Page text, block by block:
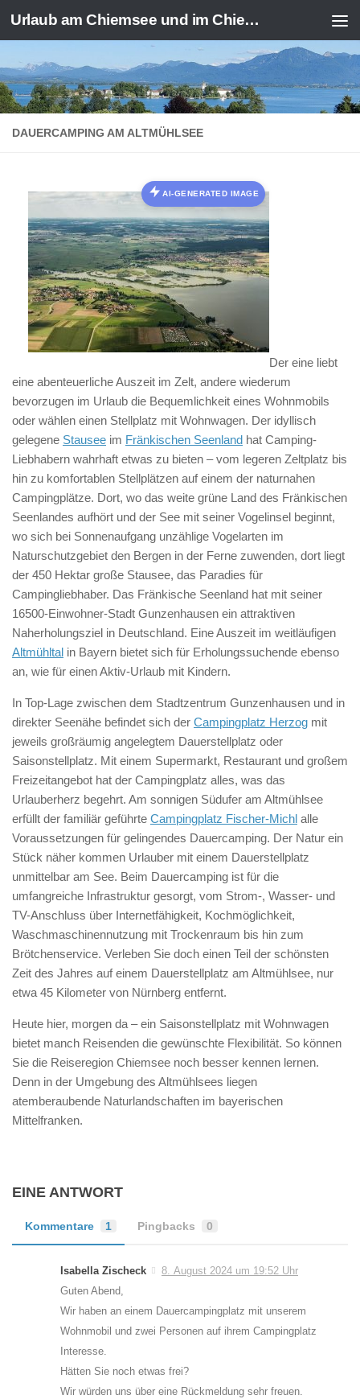
Zum Inhalt springen Urlaub am Chiemsee und im Chiemgau
DAUERCAMPING AM ALTMÜHLSEE
AI-GENERATED IMAGE
Der eine liebt
eine abenteuerliche Auszeit im Zelt, andere wiederum
bevorzugen im Urlaub die Bequemlichkeit eines Wohnmobils
oder wählen einen Stellplatz mit Wohnwagen. Der idyllisch
gelegene Stausee im Fränkischen Seenland hat Camping-
Liebhabern wahrhaft etwas zu bieten – vom legeren Zeltplatz bis
hin zu komfortablen Stellplätzen auf einem der naturnahen
Campingplätze. Dort, wo das weite grüne Land des Fränkischen
Seenlandes aufhört und der See mit seiner Vogelinsel beginnt,
wo sich bei Sonnenaufgang unzählige Vogelarten im
Naturschutzgebiet den Bergen in der Ferne zuwenden, dort liegt
der 450 Hektar große Stausee, das Paradies für
Campingliebhaber. Das Fränkische Seenland hat mit seiner
16500-Einwohner-Stadt Gunzenhausen ein attraktiven
Naherholungsziel in Deutschland. Eine Auszeit im weitläufigen
Altmühltal in Bayern bietet sich für Erholungssuchende ebenso
an, wie für einen Aktiv-Urlaub mit Kindern.
In Top-Lage zwischen dem Stadtzentrum Gunzenhausen und in
direkter Seenähe befindet sich der Campingplatz Herzog mit
jeweils großräumig angelegtem Dauerstellplatz oder
Saisonstellplatz. Mit einem Supermarkt, Restaurant und großem
Freizeitangebot hat der Campingplatz alles, was das
Urlauberherz begehrt. Am sonnigen Südufer am Altmühlsee
erfüllt der familiär geführte Campingplatz Fischer-Michl alle
Voraussetzungen für gelingendes Dauercamping. Der Natur ein
Stück näher kommen Urlauber mit einem Dauerstellplatz
unmittelbar am See. Beim Dauercamping ist für die
umfangreiche Infrastruktur gesorgt, vom Strom-, Wasser- und
TV-Anschluss über Internetfähigkeit, Kochmöglichkeit,
Waschmaschinennutzung mit Trockenraum bis hin zum
Brötchenservice. Verleben Sie doch einen Teil der schönsten
Zeit des Jahres auf einem Dauerstellplatz am Altmühlsee, nur
etwa 45 Kilometer von Nürnberg entfernt.
Heute hier, morgen da – ein Saisonstellplatz mit Wohnwagen
bietet manch Reisenden die gewünschte Flexibilität. So können
Sie die Reiseregion Chiemsee noch besser kennen lernen.
Denn in der Umgebung des Altmühlsees liegen
atemberaubende Naturlandschaften im bayerischen
Mittelfranken.
EINE ANTWORT
Kommentare 1 Pingbacks 0
Isabella Zischeck
8. August 2024 um 19:52 Uhr
Guten Abend,
Wir haben an einem Dauercampingplatz mit unserem
Wohnmobil und zwei Personen auf ihrem Campingplatz
Interesse.
Hätten Sie noch etwas frei?
Wir würden uns über eine Rückmeldung sehr freuen.